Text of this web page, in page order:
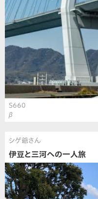
S660
β
シゲ爺さん
伊豆と三河への一人旅